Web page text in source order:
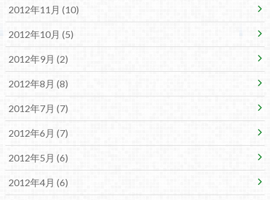
2012年11月 (10)
2012年10月 (5)
2012年9月 (2)
2012年8月 (8)
2012年7月 (7)
2012年6月 (7)
2012年5月 (6)
2012年4月 (6)